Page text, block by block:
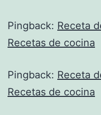
Pingback: Receta
Recetas de cocina
Pingback: Receta
Recetas de cocina